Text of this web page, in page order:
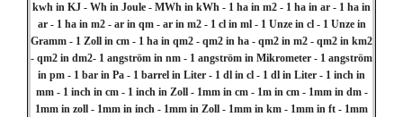
kwh in KJ - Wh in Joule - MWh in kWh - 1 ha in m2 - 1 ha in ar - 1 ha in
ar - 1 ha in m2 - ar in qm - ar in m2 - 1 cl in ml - 1 Unze in cl - 1 Unze in
Gramm - 1 Zoll in cm - 1 ha in qm2 - qm2 in ha - qm2 in m2 - qm2 in km2
- qm2 in dm2- 1 angström in nm - 1 angström in Mikrometer - 1 angström
in pm - 1 bar in Pa - 1 barrel in Liter - 1 dl in cl - 1 dl in Liter - 1 inch in
mm - 1 inch in cm - 1 inch in Zoll - 1mm in cm - 1m in cm - 1mm in dm -
1mm in zoll - 1mm in inch - 1mm in Zoll - 1mm in km - 1mm in ft - 1mm